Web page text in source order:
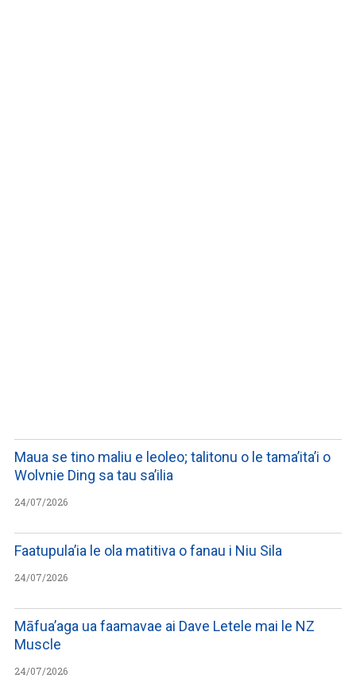
Maua se tino maliu e leoleo; talitonu o le tama’ita’i o
Wolvnie Ding sa tau sa’ilia
24/07/2026
Faatupula’ia le ola matitiva o fanau i Niu Sila
24/07/2026
Māfua’aga ua faamavae ai Dave Letele mai le NZ
Muscle
24/07/2026